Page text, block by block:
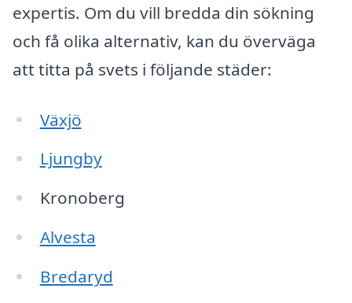
expertis. Om du vill bredda din sökning
och få olika alternativ, kan du överväga
att titta på svets i följande städer:
Växjö
Ljungby
Kronoberg
Alvesta
Bredaryd